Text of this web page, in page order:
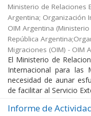
Ministerio de Relaciones
Argentina; Organización
OIM Argentina (
República
Migraciones (OIM) - OIM
El Ministerio de
Internacional para las
necesidad de aunar
de facilitar al Servicio
Informe de